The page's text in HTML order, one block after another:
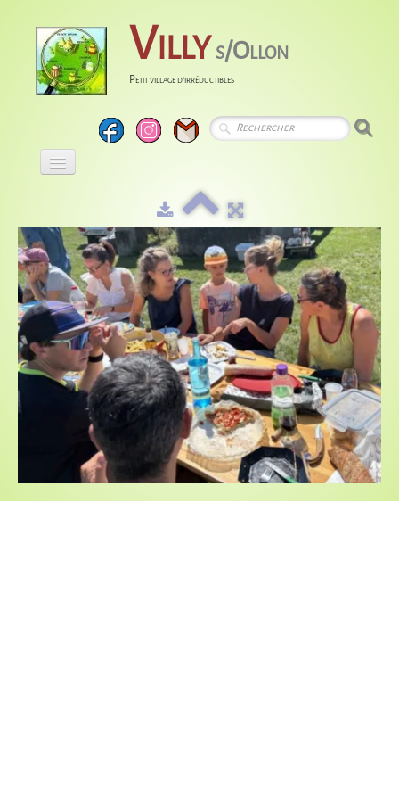
Villy s/Ollon
Petit village d'irréductibles
Calendrier
Albums
Entreprises
Histoire
Liens